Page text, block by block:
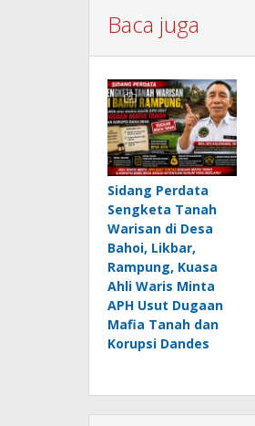
Baca juga
Sidang Perdata
Sengketa Tanah
Warisan di Desa
Bahoi, Likbar,
Rampung, Kuasa
Ahli Waris Minta
APH Usut Dugaan
Mafia Tanah dan
Korupsi Dandes